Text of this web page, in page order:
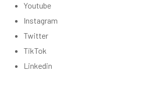
Youtube
Instagram
Twitter
TikTok
Linkedin